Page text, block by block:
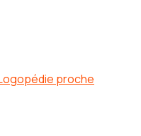
proche